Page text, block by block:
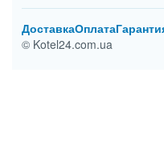
ДоставкаОплата
© Kotel24.com.ua